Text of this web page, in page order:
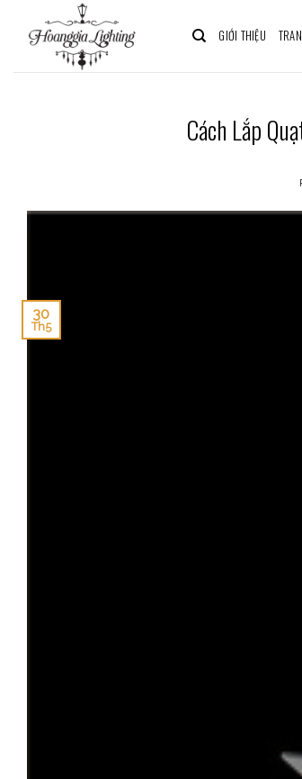
GIỚI THIỆU
Cách Lắp
30
Th5